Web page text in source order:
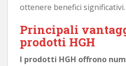
ottenere benefici significativi.
Principali
prodotti HGH
I prodotti HGH offrono